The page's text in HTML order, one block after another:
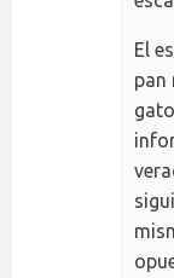
El
pan